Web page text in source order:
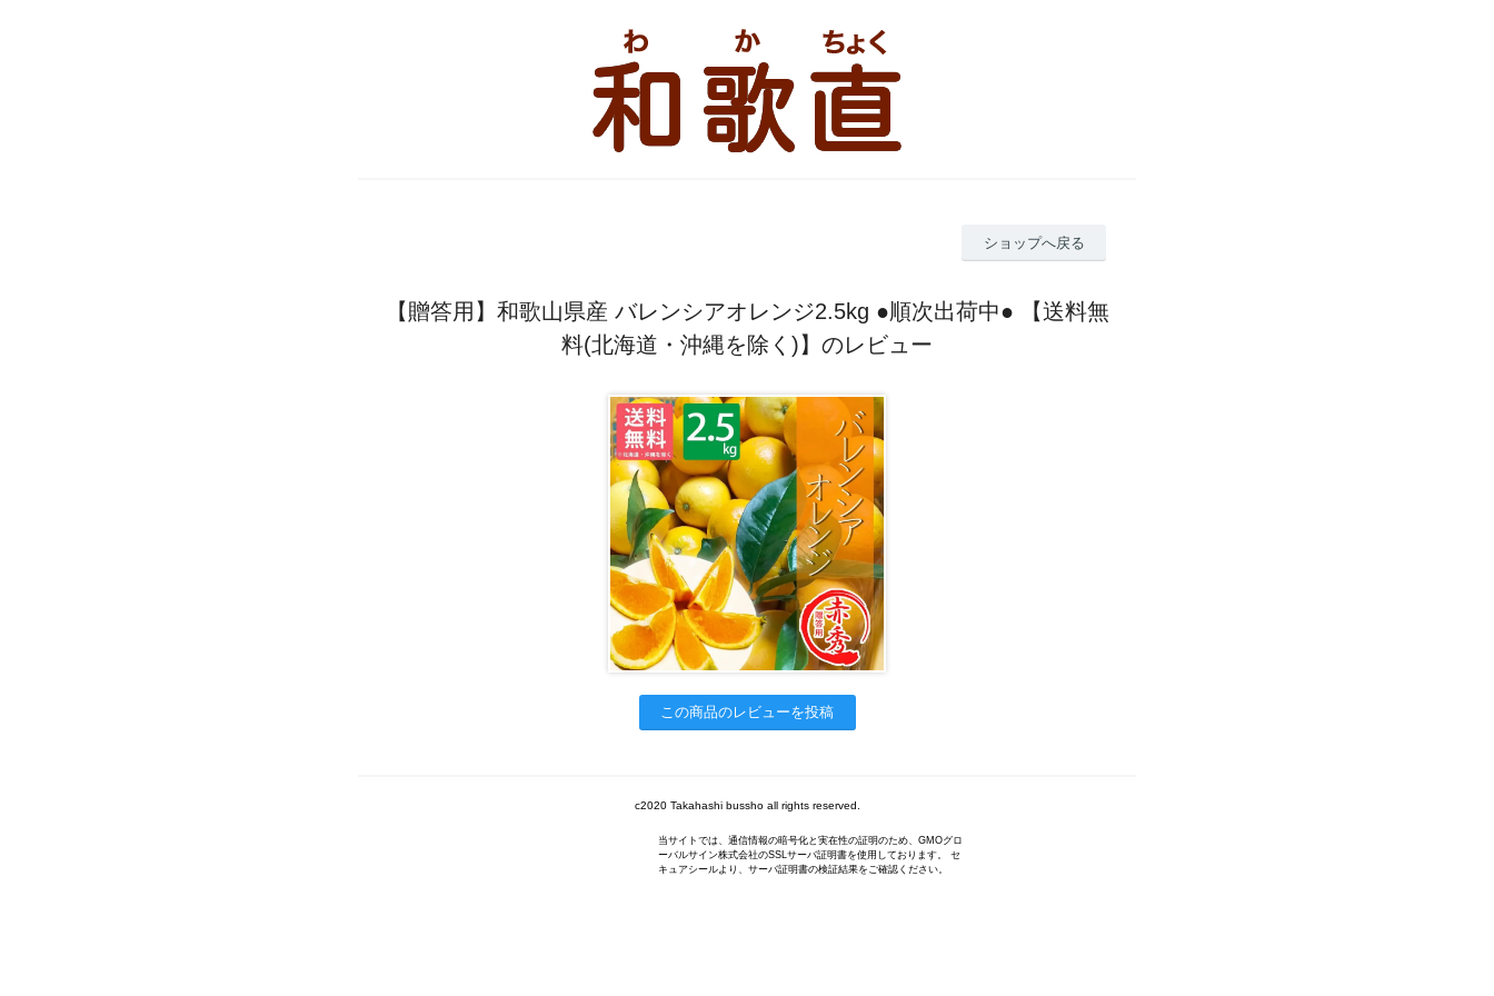
ショップへ戻る
【贈答用】和歌山県産 バレンシアオレンジ2.5kg ●順次出荷中● 【送料無
料(北海道・沖縄を除く)】のレビュー
この商品のレビューを投稿
c2020 Takahashi bussho all rights reserved.
当サイトでは、通信情報の暗号化と実在性の証明のため、GMOグロ
ーバルサイン株式会社のSSLサーバ証明書を使用しております。 セ
キュアシールより、サーバ証明書の検証結果をご確認ください。